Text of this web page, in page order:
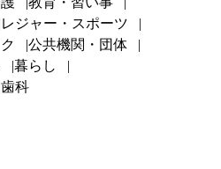
レジャー・スポーツ
公共機関・団体
暮らし
歯科